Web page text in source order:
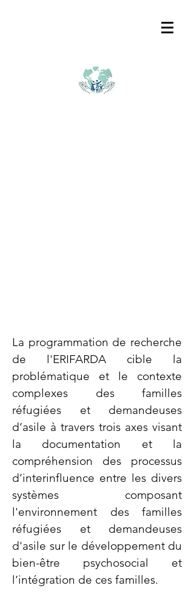
La programmation de recherche
de l'ERIFARDA cible la
problématique et le contexte
complexes des familles
réfugiées et demandeuses
d’asile à travers trois axes visant
la documentation et la
compréhension des processus
d’interinfluence entre les divers
systèmes composant
l'environnement des familles
réfugiées et demandeuses
d'asile sur le développement du
bien-être psychosocial et
l’intégration de ces familles.